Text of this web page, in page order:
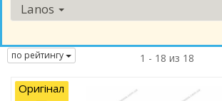
Lanos
по рейтингу 1 - 18 из 18
Оригінал